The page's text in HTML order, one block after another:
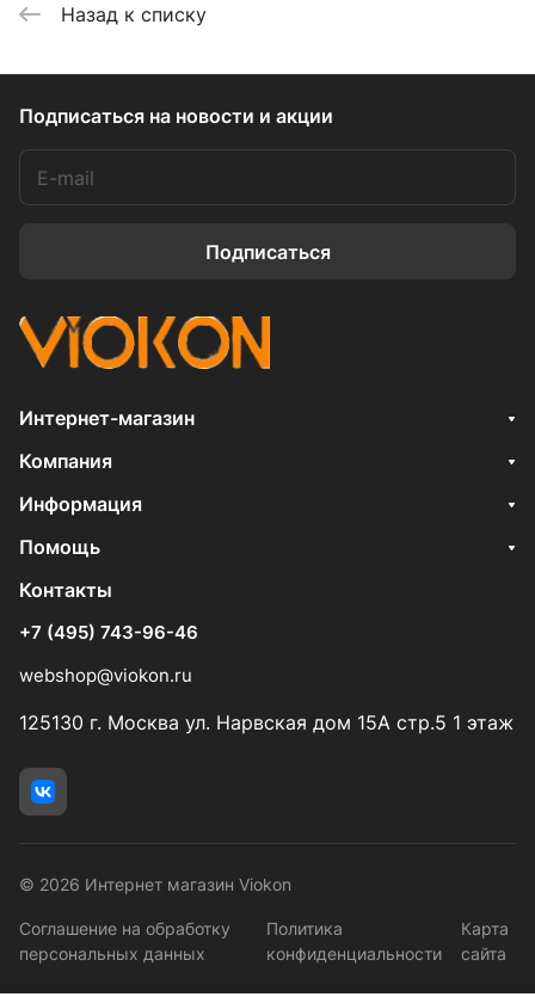
Назад к списку
Подписаться на новости и акции
Подписаться
Интернет-магазин
Компания
Информация
Помощь
Контакты
+7 (495) 743-96-46
webshop@viokon.ru
125130 г. Москва ул. Нарвская дом 15А стр.5 1 этаж
© 2026 Интернет магазин Viokon
Соглашение на обработку
персональных данных
Политика
конфиденциальности
Карта
сайта